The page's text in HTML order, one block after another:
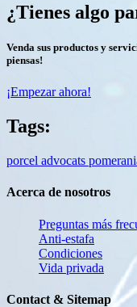
¿Tienes algo
Venda sus productos y
piensas!
¡Empezar ahora!
Tags:
porcel advocats
Acerca de nosotros
Preguntas más
Anti-estafa
Condiciones
Vida privada
Contact & Sitemap